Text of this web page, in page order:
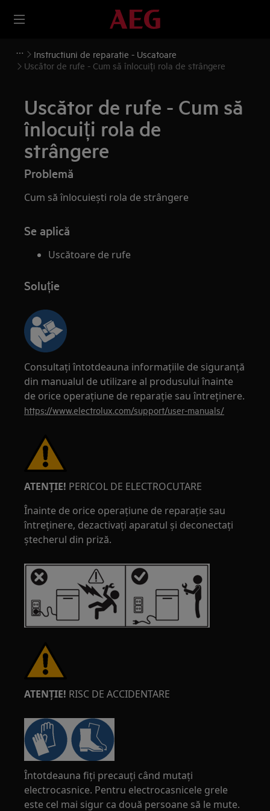
Instructiuni de reparatie - Uscatoare
Uscător de rufe - Cum să înlocuiți rola de strângere
Uscător de rufe - Cum să
înlocuiți rola de
strângere
Problemă
Cum să înlocuiești rola de strângere
Se aplică
Uscătoare de rufe
Soluție
Consultați întotdeauna informațiile de siguranță
din manualul de utilizare al produsului înainte
de orice operațiune de reparație sau întreținere.
https://www.electrolux.com/support/user-manuals/
ATENȚIE! PERICOL DE ELECTROCUTARE
Înainte de orice operațiune de reparație sau
întreținere, dezactivați aparatul și deconectați
ștecherul din priză.
ATENȚIE! RISC DE ACCIDENTARE
Întotdeauna fiți precauți când mutați
electrocasnice. Pentru electrocasnicele grele
este cel mai sigur ca două persoane să le mute.